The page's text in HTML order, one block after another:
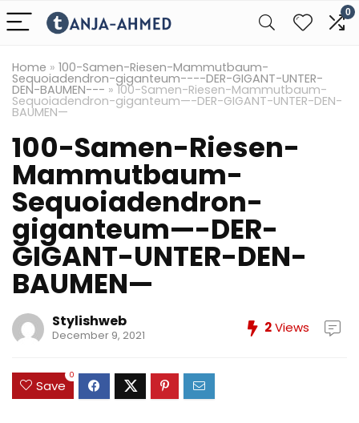
0
Home » 100-Samen-Riesen-Mammutbaum-
Sequoiadendron-giganteum----DER-GIGANT-UNTER-
DEN-BAUMEN--- »100-Samen-Riesen-Mammutbaum-
Sequoiadendron-giganteum—-DER-GIGANT-UNTER-DEN-
BAUMEN—
100-Samen-Riesen-
Mammutbaum-
Sequoiadendron-
giganteum—-DER-
GIGANT-UNTER-DEN-
BAUMEN—
Stylishweb
December 9, 2021 2Views
Save
0